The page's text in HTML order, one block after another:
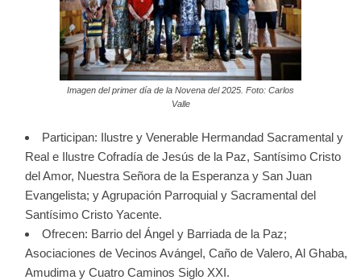
Imagen del primer día de la Novena del 2025. Foto: Carlos
Valle
Participan: Ilustre y Venerable Hermandad Sacramental y
Real e Ilustre Cofradía de Jesús de la Paz, Santísimo Cristo
del Amor, Nuestra Señora de la Esperanza y San Juan
Evangelista; y Agrupación Parroquial y Sacramental del
Santísimo Cristo Yacente.
Ofrecen: Barrio del Ángel y Barriada de la Paz;
Asociaciones de Vecinos Avángel, Caño de Valero, Al Ghaba,
Amudima y Cuatro Caminos Siglo XXI.